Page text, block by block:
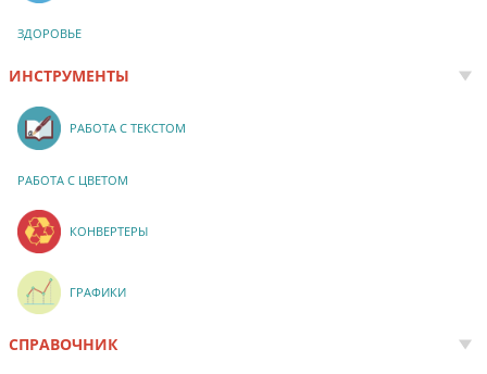
ЗДОРОВЬЕ
ИНСТРУМЕНТЫ
РАБОТА С ТЕКСТОМ
РАБОТА С ЦВЕТОМ
КОНВЕРТЕРЫ
ГРАФИКИ
СПРАВОЧНИК